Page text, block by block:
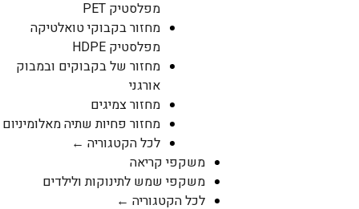
מפלסטיק PET
מחזור בקבוקי טואלטיקה
מפלסטיק HDPE
מחזור של בקבוקים ובמבוק
אורגני
מחזור צמיגים
מחזור פחיות שתיה מאלומיניום
לכל הקטגוריה ←
משקפי קריאה
משקפי שמש לתינוקות ולילדים
לכל הקטגוריה ←